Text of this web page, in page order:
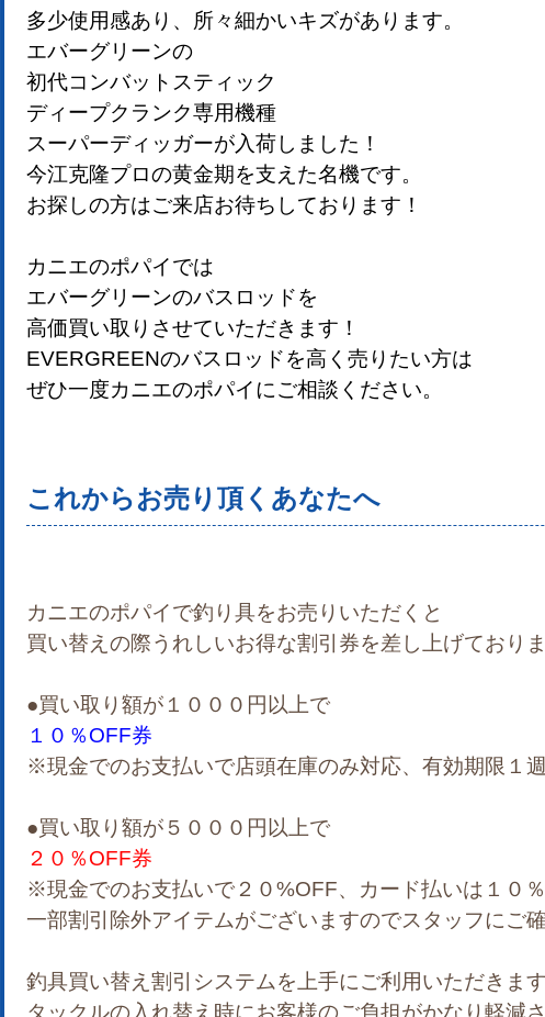
多少使用感あり、所々細かいキズがあります。
エバーグリーンの
初代コンバットスティック
ディープクランク専用機種
スーパーディッガーが入荷しました！
今江克隆プロの黄金期を支えた名機です。
お探しの方はご来店お待ちしております！
カニエのポパイでは
エバーグリーンのバスロッドを
高価買い取りさせていただきます！
EVERGREENのバス ロッドを高く売りたい方は
ぜひ一度カニエのポパイにご相談ください。
これからお売り頂くあなたへ
カニエのポパイで釣り具をお売りいただくと
買い替えの際うれしいお得な割引券を差し上げておりま
●買い取り額が１０００円以上で
１０％OFF券
※現金でのお支払いで店頭在庫のみ対応、有効期限１週
●買い取り額が５０００円以上で
２０％OFF券
※現金でのお支払いで２０%OFF、カード払いは１０
一部割引除外アイテムがございますのでスタッフにご
釣具買い替え割引システムを上手にご利用いただきま
タックルの入れ替え時にお客様のご負担がかなり軽減さ